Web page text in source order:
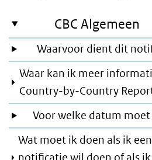
CBC Algemeen
Waarvoor dient dit
Waar kan ik meer
Country-by-Country
Voor welke datum
Wat moet ik doen als ik